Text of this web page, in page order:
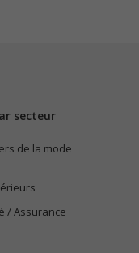
secteur
de la mode
/ Assurance